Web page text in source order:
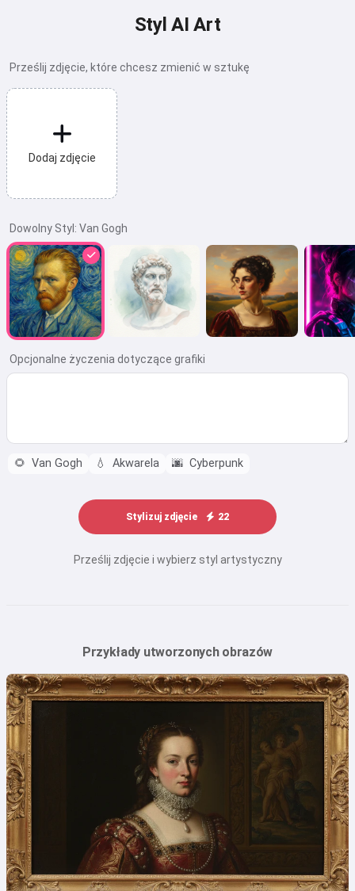
Styl AI Art
Prześlij zdjęcie, które chcesz zmienić w sztukę
Dodaj zdjęcie
Dowolny Styl: Van Gogh
Opcjonalne życzenia dotyczące grafiki
🌻 Van Gogh 💧 Akwarela 🌆 Cyberpunk
Stylizuj zdjęcie 22
Prześlij zdjęcie i wybierz styl artystyczny
Przykłady utworzonych obrazów